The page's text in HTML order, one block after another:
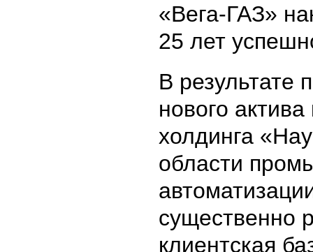
«Вега-ГАЗ»
25 лет
В результате
нового
холдинга
области
существенно
клиентская